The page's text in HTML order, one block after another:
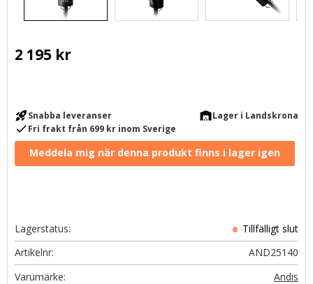
2 195 kr
rocket_launchSnabba leveranser warehouseLager i Landskrona
checkFri frakt från 699 kr inom Sverige
Lagerstatus
Artikelnr
AND25140
Andis